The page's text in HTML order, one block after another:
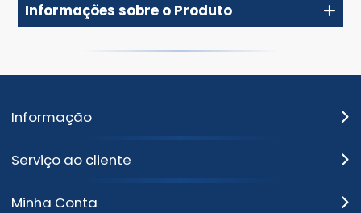
Informações sobre o Produto
Informação
Serviço ao cliente
Minha Conta